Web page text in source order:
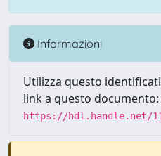
Informazioni
Utilizza questo
link a questo documento:
https://hdl.handle.net/